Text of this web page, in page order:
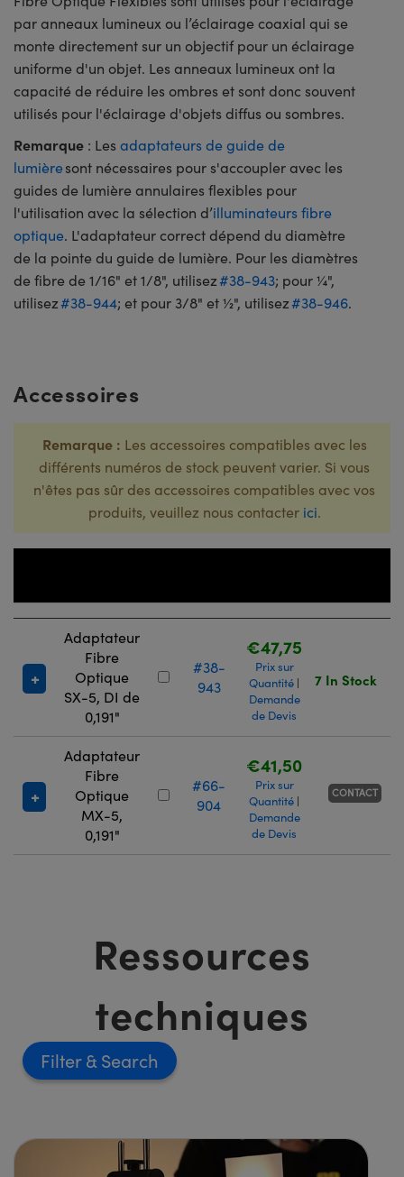
par anneaux lumineux ou l’éclairage coaxial qui se
monte directement sur un objectif pour un éclairage
uniforme d'un objet. Les anneaux lumineux ont la
capacité de réduire les ombres et sont donc souvent
utilisés pour l'éclairage d'objets diffus ou sombres.
Remarque : Les adaptateurs de guide de
lumièresont nécessaires pour s'accoupler avec les
guides de lumière annulaires flexibles pour
l'utilisation avec la sélection d’illuminateurs fibre
optique. L'adaptateur correct dépend du diamètre
de la pointe du guide de lumière. Pour les diamètres
de fibre de 1/16" et 1/8", utilisez#38-943; pour ¼",
utilisez#38-944; et pour 3/8" et ½", utilisez#38-946.
Accessoires
Remarque : Les accessoires compatibles avec les
différents numéros de stock peuvent varier. Si vous
n'êtes pas sûr des accessoires compatibles avec vos
produits, veuillez nous contacter ici.
Adaptateur
Fibre
Optique
SX-5, DI de
0,191"
#38-
943
€47,75
Prix sur
Quantité |
Demande
de Devis
7 In Stock
Adaptateur
Fibre
Optique
MX-5,
0,191"
#66-
904
€41,50
Prix sur
Quantité |
Demande
de Devis
CONTACT
Ressources
techniques
Filter